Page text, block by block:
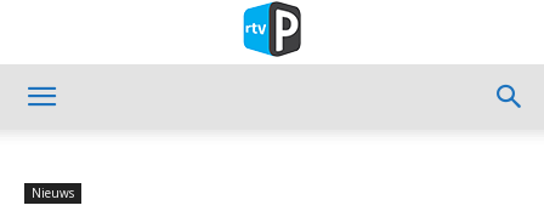
Nieuws